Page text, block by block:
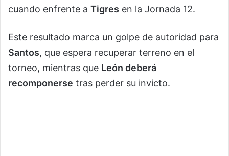
cuando enfrente a Tigres en la Jornada 12.
Este resultado marca un golpe de autoridad para
Santos, que espera recuperar terreno en el
torneo, mientras que León deberá
recomponerse tras perder su invicto.